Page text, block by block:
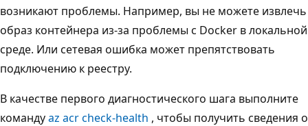
возникают проблемы. Например, вы не можете извлечь
образ контейнера из-за проблемы с Docker в локальной
среде. Или сетевая ошибка может препятствовать
подключению к реестру.
В качестве первого диагностического шага выполните
командуaz acr check-health , чтобы получить сведения о